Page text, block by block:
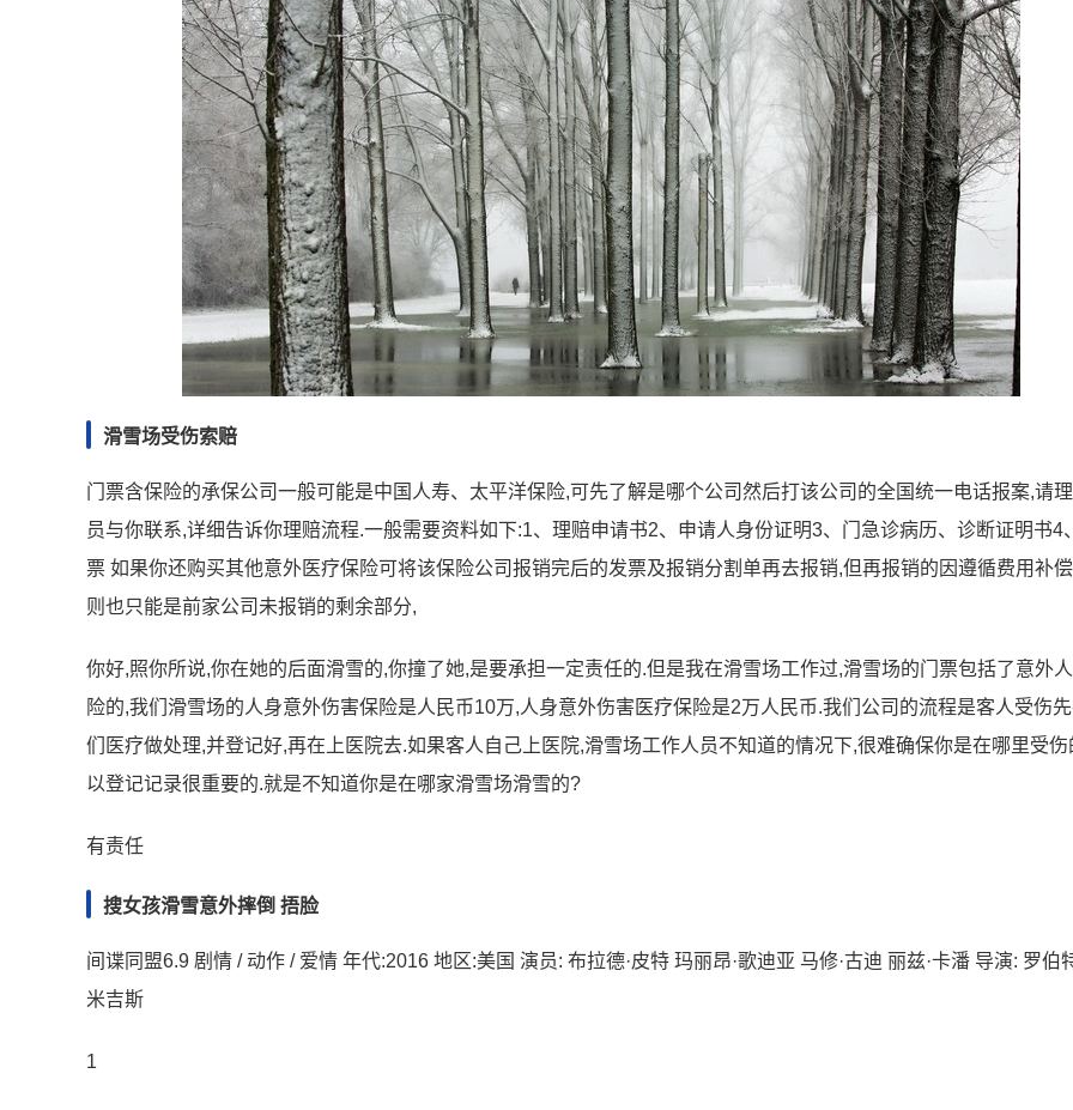
滑雪场受伤索赔
门票含保险的承保公司一般可能是中国人寿、太平洋保险,可先了解是哪个公司然后打该公司的全国统一电话报案,请
员与你联系,详细告诉你理赔流程.一般需要资料如下:1、理赔申请书2、申请人身份证明3、门急诊病历、诊断证明书4
票 如果你还购买其他意外医疗保险可将该保险公司报销完后的发票及报销分割单再去报销,但再报销的因遵循费用补
则也只能是前家公司未报销的剩余部分,
你好,照你所说,你在她的后面滑雪的,你撞了她,是要承担一定责任的.但是我在滑雪场工作过,滑雪场的门票包括了意外
险的,我们滑雪场的人身意外伤害保险是人民币10万,人身意外伤害医疗保险是2万人民币.我们公司的流程是客人受伤
们医疗做处理,并登记好,再在上医院去.如果客人自己上医院,滑雪场工作人员不知道的情况下,很难确保你是在哪里受伤
以登记记录很重要的.就是不知道你是在哪家滑雪场滑雪的?
有责任
搜女孩滑雪意外摔倒 捂脸
间谍同盟6.9 剧情 / 动作 / 爱情 年代:2016 地区:美国 演员: 布拉德·皮特 玛丽昂·歌迪亚 马修·古迪 丽兹·卡潘 导演: 罗伯
米吉斯
1